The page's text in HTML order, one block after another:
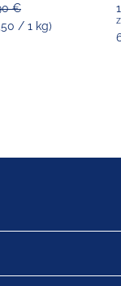
€
/ 1 kg)